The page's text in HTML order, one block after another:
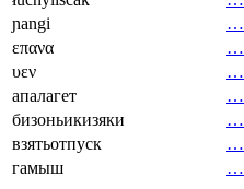
ɲangi
…
επανα
…
υεν
…
апалагет
…
бизоньикизяки
…
взятьотпуск
…
гамыш
…